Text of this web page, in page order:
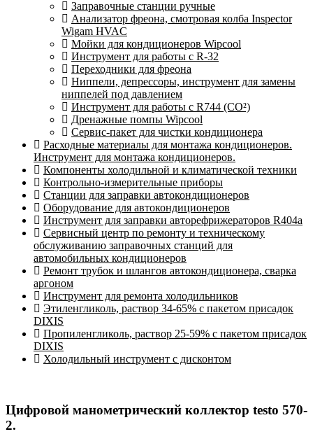
Заправочные станции ручные
Анализатор фреона, смотровая колба Inspector
Wigam HVAC
Мойки для кондиционеров Wipcool
Инструмент для работы с R-32
Переходники для фреона
Ниппели, депрессоры, инструмент для замены
ниппелей под давлением
Инструмент для работы с R744 (CO²)
Дренажные помпы Wipcool
Сервис-пакет для чистки кондиционера
Расходные материалы для монтажа кондиционеров.
Инструмент для монтажа кондиционеров.
Компоненты холодильной и климатической техники
Контрольно-измерительные приборы
Станции для заправки автокондиционеров
Оборудование для автокондиционеров
Инструмент для заправки авторефрижераторов R404a
Сервисный центр по ремонту и техническому
обслуживанию заправочных станций для
автомобильных кондиционеров
Ремонт трубок и шлангов автокондиционера, сварка
аргоном
Инструмент для ремонта холодильников
Этиленгликоль, раствор 34-65% с пакетом присадок
DIXIS
Пропиленгликоль, раствор 25-59% с пакетом присадок
DIXIS
Холодильный инструмент с дисконтом
Цифровой манометрический коллектор testo 570-
2.